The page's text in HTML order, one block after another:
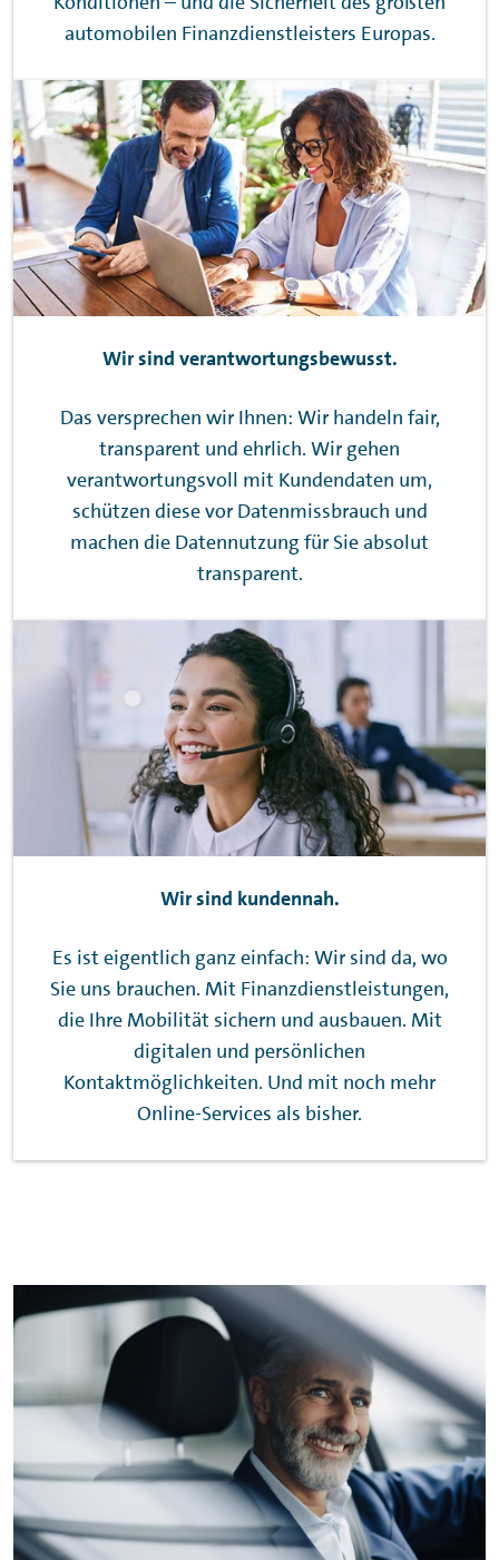
automobilen Finanzdienstleisters Europas.
Wir sind verantwortungsbewusst.
Das versprechen wir Ihnen: Wir handeln fair,
transparent und ehrlich. Wir gehen
verantwortungsvoll mit Kundendaten um,
schützen diese vor Datenmissbrauch und
machen die Datennutzung für Sie absolut
transparent.
Wir sind kundennah.
Es ist eigentlich ganz einfach: Wir sind da, wo
Sie uns brauchen. Mit Finanzdienstleistungen,
die Ihre Mobilität sichern und ausbauen. Mit
digitalen und persönlichen
Kontaktmöglichkeiten. Und mit noch mehr
Online-Services als bisher.